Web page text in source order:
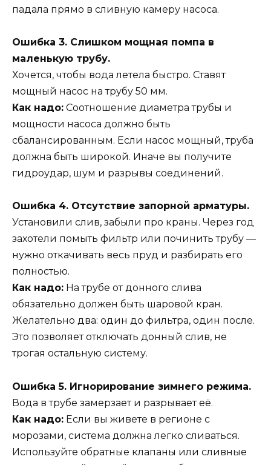
падала прямо в сливную камеру насоса.
Ошибка 3. Слишком мощная помпа в
маленькую трубу.
Хочется, чтобы вода летела быстро. Ставят
мощный насос на трубу 50 мм.
Как надо: Соотношение диаметра трубы и
мощности насоса должно быть
сбалансированным. Если насос мощный, труба
должна быть широкой. Иначе вы получите
гидроудар, шум и разрывы соединений.
Ошибка 4. Отсутствие запорной арматуры.
Установили слив, забыли про краны. Через год
захотели помыть фильтр или починить трубу —
нужно откачивать весь пруд и разбирать его
полностью.
Как надо: На трубе от донного слива
обязательно должен быть шаровой кран.
Желательно два: один до фильтра, один после.
Это позволяет отключать донный слив, не
трогая остальную систему.
Ошибка 5. Игнорирование зимнего режима.
Вода в трубе замерзает и разрывает её.
Как надо: Если вы живете в регионе с
морозами, система должна легко сливаться.
Используйте обратные клапаны или сливные